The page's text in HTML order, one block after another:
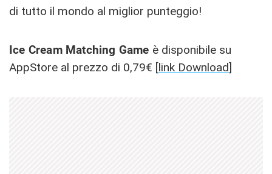
di tutto il mondo al miglior punteggio!
Ice Cream Matching Game è disponibile su
AppStore al prezzo di 0,79€ [link Download]